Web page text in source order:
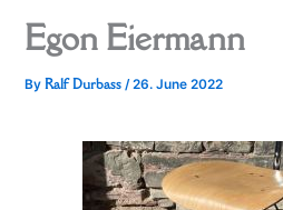
Egon Eiermann
ByRalf Durbass/26. June 2022